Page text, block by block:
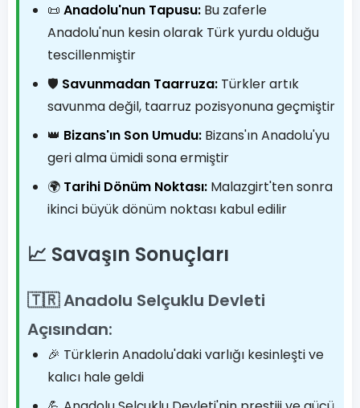
📜 Anadolu'nun Tapusu: Bu zaferle
Anadolu'nun kesin olarak Türk yurdu olduğu
tescillenmiştir
🛡️ Savunmadan Taarruza: Türkler artık
savunma değil, taarruz pozisyonuna geçmiştir
👑 Bizans'ın Son Umudu: Bizans'ın Anadolu'yu
geri alma ümidi sona ermiştir
🌍 Tarihi Dönüm Noktası: Malazgirt'ten sonra
ikinci büyük dönüm noktası kabul edilir
📈 Savaşın Sonuçları
🇹🇷 Anadolu Selçuklu Devleti
Açısından:
🎉 Türklerin Anadolu'daki varlığı kesinleşti ve
kalıcı hale geldi